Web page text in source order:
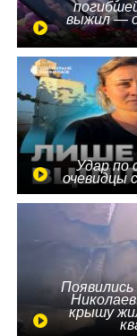
выжил —
Удар по
очевидцы
крышу